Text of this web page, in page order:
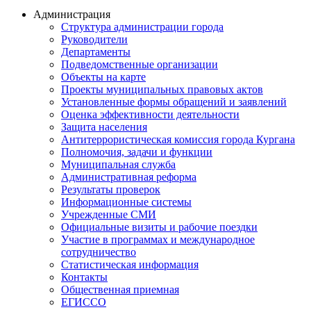
Администрация
Структура администрации города
Руководители
Департаменты
Подведомственные организации
Объекты на карте
Проекты муниципальных правовых актов
Установленные формы обращений и заявлений
Оценка эффективности деятельности
Защита населения
Антитеррористическая комиссия города Кургана
Полномочия, задачи и функции
Муниципальная служба
Административная реформа
Результаты проверок
Информационные системы
Учрежденные СМИ
Официальные визиты и рабочие поездки
Участие в программах и международное
сотрудничество
Статистическая информация
Контакты
Общественная приемная
ЕГИССО